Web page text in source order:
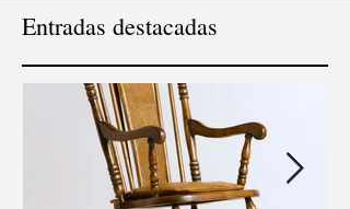
Entradas destacadas